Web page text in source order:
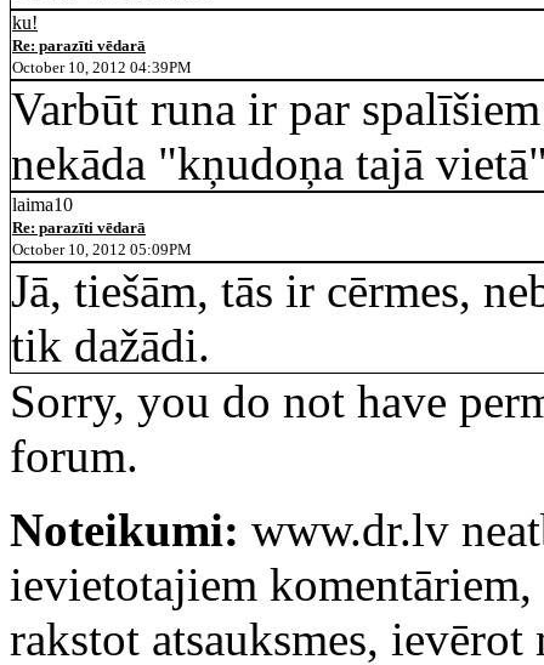
ku!
Re: parazīti vēdarā
October 10, 2012 04:39PM
Varbūt runa ir par
nekāda "kņudoņa tajā
laima10
Re: parazīti vēdarā
October 10, 2012 05:09PM
Jā, tiešām, tās ir cērmes,
tik dažādi.
Sorry, you do not have
forum.
Noteikumi: www.dr.lv
ievietotajiem
rakstot atsauksmes,